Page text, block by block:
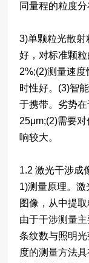
同量程的粒度
3)单颗粒光散射
好，对标准颗
2%;(2)测量速
时性好。(3)智
于携带。劣势
25μm;(2)需要
响较大。
1.2 激光干涉成
1)测量原理。
图像，从中提
由于干涉测量
条纹数与照明
度的测量方法